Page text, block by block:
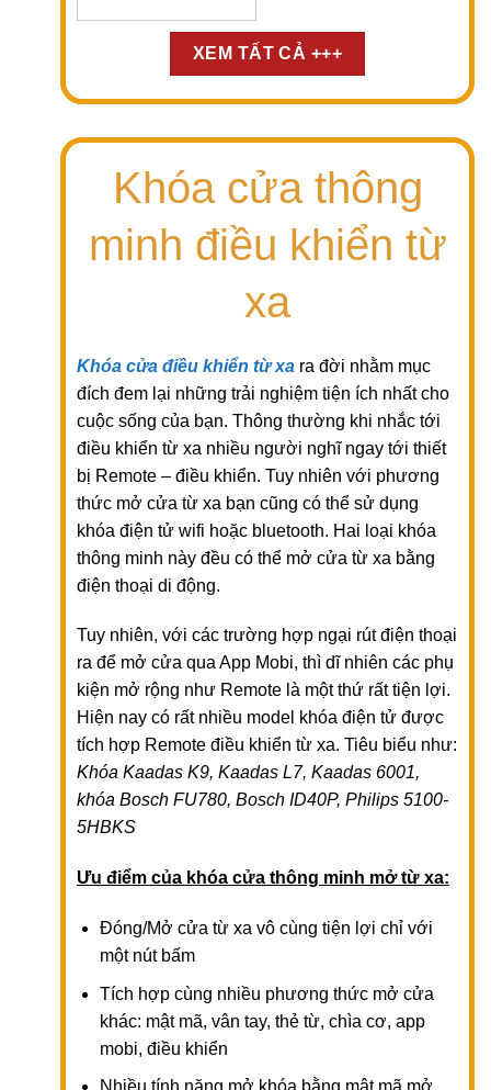
XEM TẤT CẢ +++
Khóa cửa thông
minh điều khiển từ
xa
Khóa cửa điều khiển từ xa ra đời nhằm mục
đích đem lại những trải nghiệm tiện ích nhất cho
cuộc sống của bạn. Thông thường khi nhắc tới
điều khiển từ xa nhiều người nghĩ ngay tới thiết
bị Remote – điều khiển. Tuy nhiên với phương
thức mở cửa từ xa bạn cũng có thể sử dụng
khóa điện tử wifi hoặc bluetooth. Hai loại khóa
thông minh này đều có thể mở cửa từ xa bằng
điện thoại di động.
Tuy nhiên, với các trường hợp ngại rút điện thoại
ra để mở cửa qua App Mobi, thì dĩ nhiên các phụ
kiện mở rộng như Remote là một thứ rất tiện lợi.
Hiện nay có rất nhiều model khóa điện tử được
tích hợp Remote điều khiển từ xa. Tiêu biểu như:
Khóa Kaadas K9, Kaadas L7, Kaadas 6001,
khóa Bosch FU780, Bosch ID40P, Philips 5100-
5HBKS
Ưu điểm của khóa cửa thông minh mở từ xa:
Đóng/Mở cửa từ xa vô cùng tiện lợi chỉ với
một nút bấm
Tích hợp cùng nhiều phương thức mở cửa
khác: mật mã, vân tay, thẻ từ, chìa cơ, app
mobi, điều khiển